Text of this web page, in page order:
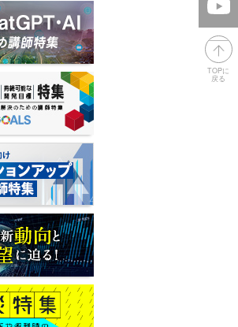
TOPに
戻る